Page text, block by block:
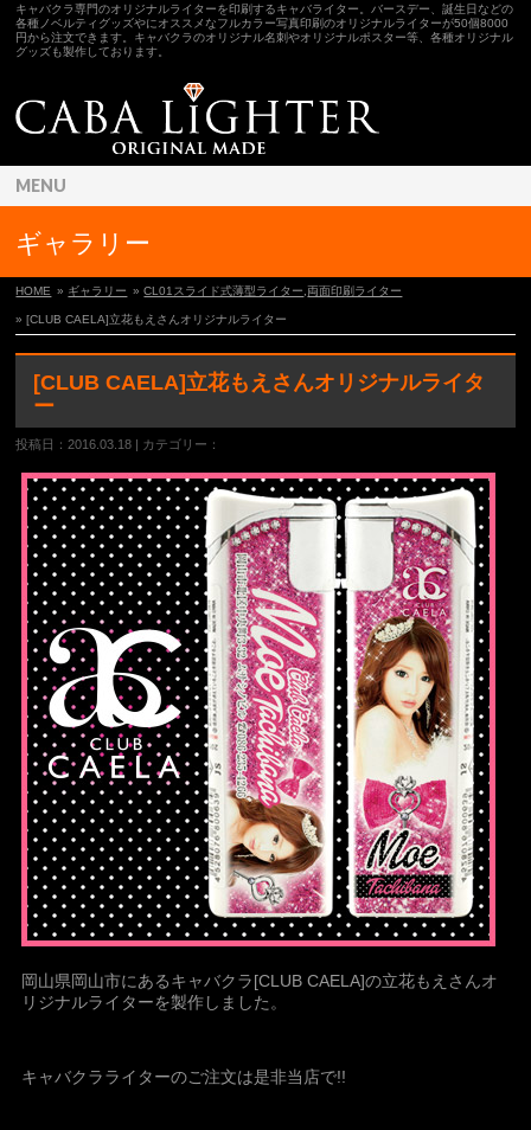
キャバクラ専門のオリジナルライターを印刷するキャバライター。バースデー、誕生日などの
各種ノベルティグッズやにオススメなフルカラー写真印刷のオリジナルライターが50個8000
円から注文できます。キャバクラのオリジナル名刺やオリジナルポスター等、各種オリジナル
グッズも製作しております。
MENU
ギャラリー
HOME » ギャラリー »CL01スライド式薄型ライター ,両面印刷ライター
» [CLUB CAELA]立花もえさんオリジナルライター
[CLUB CAELA]立花もえさんオリジナルライタ
ー
投稿日：2016.03.18 | カテゴリー：
岡山県岡山市にあるキャバクラ[CLUB CAELA]の立花もえさんオ
リジナルライターを製作しました。
キャバクラライターのご注文は是非当店で!!